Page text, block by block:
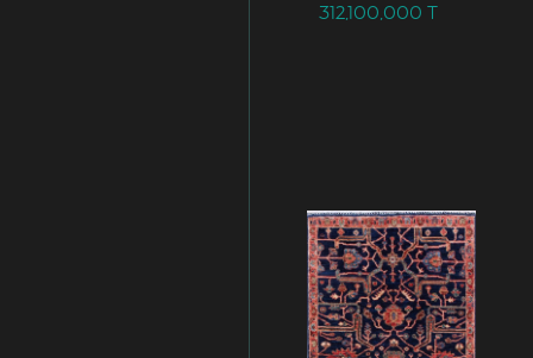
312,100,000T